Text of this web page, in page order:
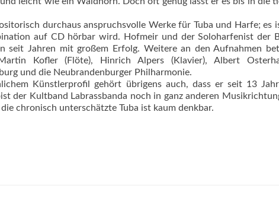
durchaus anspruchsvolle Werke für Tuba und Harfe; es
auf CD hörbar wird. Hofmeir und der Soloharfenist der
seit Jahren mit großem Erfolg. Weitere an den Aufnahmen
Kofler (Flöte), Hinrich Alpers (Klavier), Albert
und die Neubrandenburger Philharmonie.
Künstlerprofil gehört übrigens auch, dass er seit 13
der Kultband Labrassbanda noch in ganz anderen
chronisch unterschätzte Tuba ist kaum denkbar.